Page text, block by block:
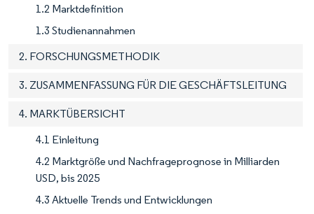
1.2 Marktdefinition
1.3 Studienannahmen
2. FORSCHUNGSMETHODIK
3. ZUSAMMENFASSUNG FÜR DIE GESCHÄFTSLEITUNG
4. MARKTÜBERSICHT
4.1 Einleitung
4.2 Marktgröße und Nachfrageprognose in Milliarden
USD, bis 2025
4.3 Aktuelle Trends und Entwicklungen